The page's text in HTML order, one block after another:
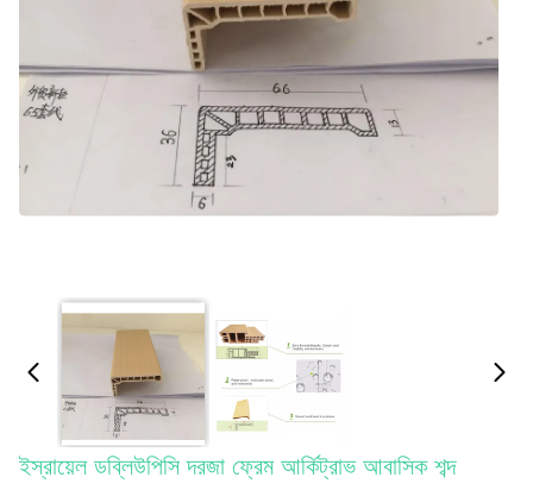
ইস্রায়েল ডব্লিউপিসি দরজা ফ্রেম আর্কিট্রাভ আবাসিক শব্দ